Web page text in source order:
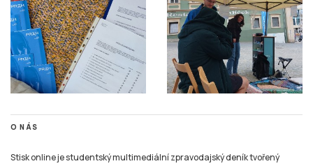
O NÁS
Stisk online je studentský multimediální zpravodajský deník tvořený